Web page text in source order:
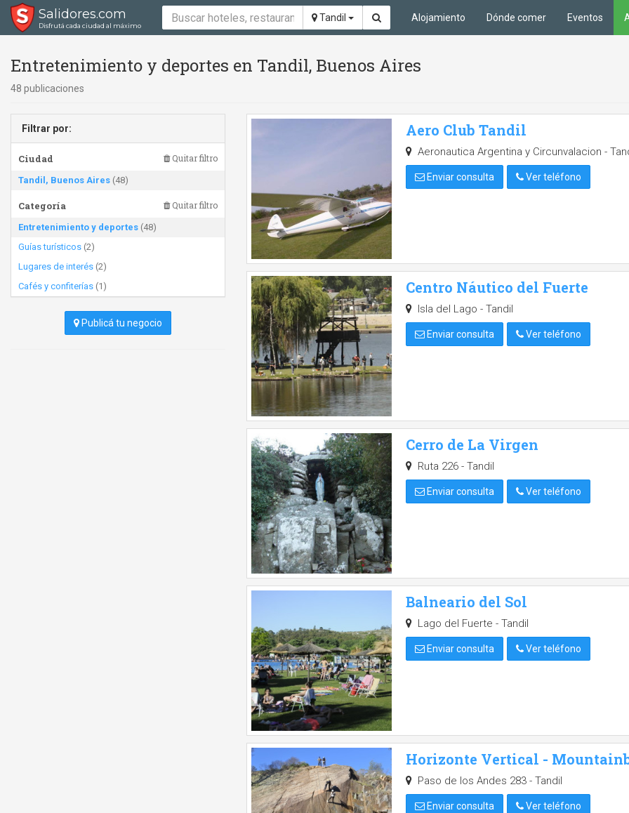
Salidores.com
Disfrutá cada ciudad al máximo
Tandil Alojamiento Dónde comer Eventos
Entretenimiento y deportes en Tandil, Buenos Aires
48 publicaciones
Filtrar por:
Ciudad Quitar filtro
Tandil, Buenos Aires (48)
Categoría Quitar filtro
Entretenimiento y deportes (48)
Guías turísticos (2)
Lugares de interés (2)
Cafés y confiterías (1)
Publicá tu negocio
Aero Club Tandil
Aeronautica Argentina y Circunvalacion -
Enviar consulta Ver teléfono
Centro Náutico del Fuerte
Isla del Lago - Tandil
Enviar consulta Ver teléfono
Cerro de La Virgen
Ruta 226 - Tandil
Enviar consulta Ver teléfono
Balneario del Sol
Lago del Fuerte - Tandil
Enviar consulta Ver teléfono
Horizonte Vertical -
Paso de los Andes 283 - Tandil
Enviar consulta Ver teléfono